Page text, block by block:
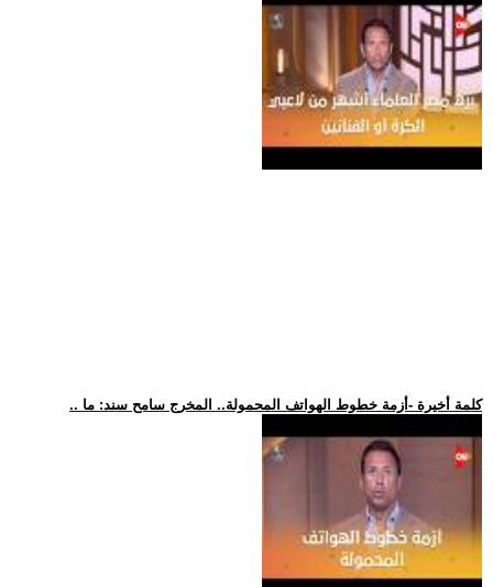
.. كلمة أخيرة -أزمة خطوط الهواتف المحمولة.. المخرج سامح سند: ما